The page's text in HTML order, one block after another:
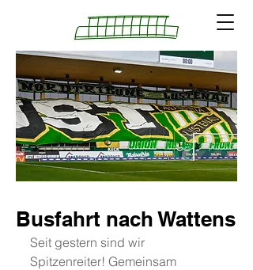
Busfahrt nach Wattens
Seit gestern sind wir
Spitzenreiter! Gemeinsam